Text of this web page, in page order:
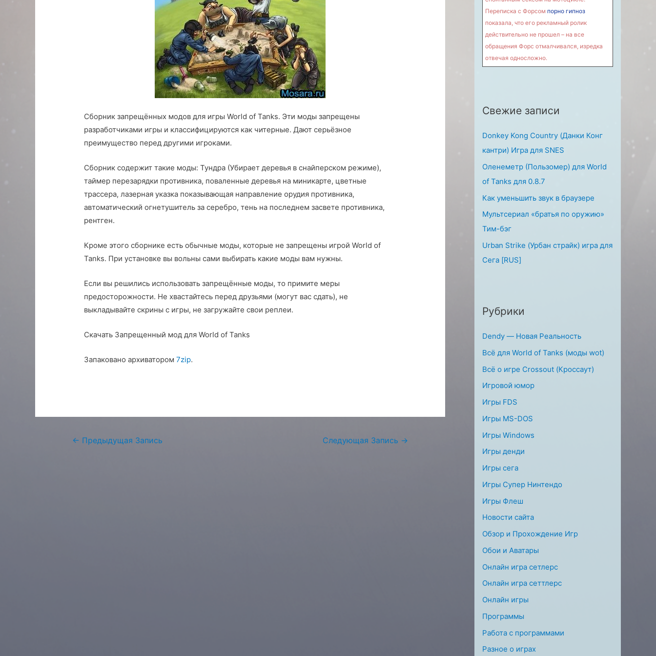
Сборник запрещённых модов для игры World of Tanks. Эти моды запрещены
разработчиками игры и классифицируются как читерные. Дают серьёзное
преимущество перед другими игроками.
Сборник содержит такие моды: Тундра (Убирает деревья в снайперском режиме),
таймер перезарядки противника, поваленные деревья на миникарте, цветные
трассера, лазерная указка показывающая направление орудия противника,
автоматический огнетушитель за серебро, тень на последнем засвете противника,
рентген.
Кроме этого сборнике есть обычные моды, которые не запрещены игрой World of
Tanks. При установке вы вольны сами выбирать какие моды вам нужны.
Если вы решились использовать запрещённые моды, то примите меры
предосторожности. Не хвастайтесь перед друзьями (могут вас сдать), не
выкладывайте скрины с игры, не загружайте свои реплеи.
Скачать Запрещенный мод для World of Tanks
Запаковано архиватором7zip.
Навигация
← Предыдущая Запись Следующая Запись →
Переписка с Форсом порно гипноз
показала, что его рекламный ролик
действительно не прошел – на все
обращения Форс отмалчивался, изредка
отвечая односложно.
Свежие записи
Donkey Kong Country (Данки Конг
кантри) Игра для SNES
Оленеметр (Пользомер) для World
of Tanks для 0.8.7
Как уменьшить звук в браузере
Мультсериал «братья по оружию»
Тим-бэг
Urban Strike (Урбан страйк) игра для
Сега [RUS]
Рубрики
Dendy — Новая Реальность
Всё для World of Tanks (моды wot)
Всё о игре Crossout (Кроссаут)
Игровой юмор
Игры FDS
Игры MS-DOS
Игры Windows
Игры денди
Игры сега
Игры Супер Нинтендо
Игры Флеш
Новости сайта
Обзор и Прохождение Игр
Обои и Аватары
Онлайн игра сетлерс
Онлайн игра сеттлерс
Онлайн игры
Программы
Работа с программами
Разное о играх